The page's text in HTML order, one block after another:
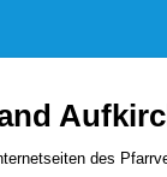
des